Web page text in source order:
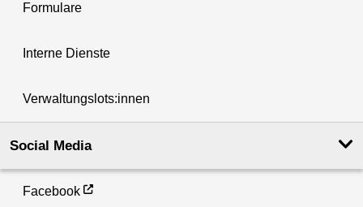
Formulare
Interne Dienste
Verwaltungslots:innen
Social Media
Facebook